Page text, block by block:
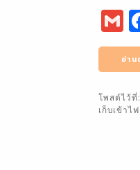
G
l
อ่า
โพสต์ไว้ที่:
เก็บเข้าไ